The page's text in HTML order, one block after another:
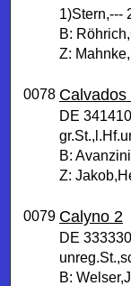
1)Stern,---
B:
Z:
0078 Calvados
DE
B:
Z:
0079 Calyno 2
DE
B: